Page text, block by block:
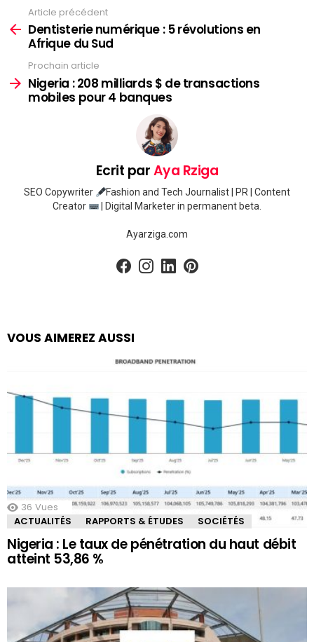
plus
Article précédent
Dentisterie numérique : 5 révolutions en
Afrique du Sud
Prochain article
Nigeria : 208 milliards $ de transactions
mobiles pour 4 banques
Ecrit parAya Rziga
SEO Copywriter
Fashion and Tech Journalist | PR | Content
Creator
| Digital Marketer in permanent beta.
Ayarziga.com
facebookinstagram
linkedin
VOUS AIMEREZ AUSSI
36 Vues
ACTUALITÉS
RAPPORTS & ÉTUDES SOCIÉTÉS
Nigeria : Le taux de pénétration du haut débit
atteint 53,86 %